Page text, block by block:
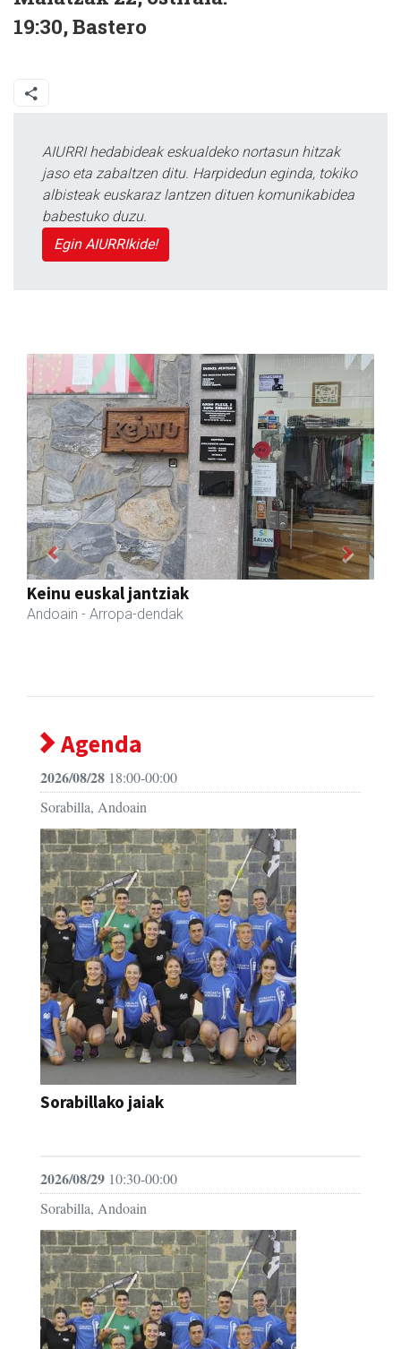
19:30, Bastero
AIURRI hedabideak eskualdeko nortasun hitzak
jaso eta zabaltzen ditu. Harpidedun eginda, tokiko
albisteak euskaraz lantzen dituen komunikabidea
babestuko duzu.
Egin AIURRIkide!
Keinu euskal jantziak
Andoain - Arropa-dendak
Previous Next
Agenda
2026/08/28 18:00-00:00
Sorabilla, Andoain
Sorabillako jaiak
2026/08/29 10:30-00:00
Sorabilla, Andoain